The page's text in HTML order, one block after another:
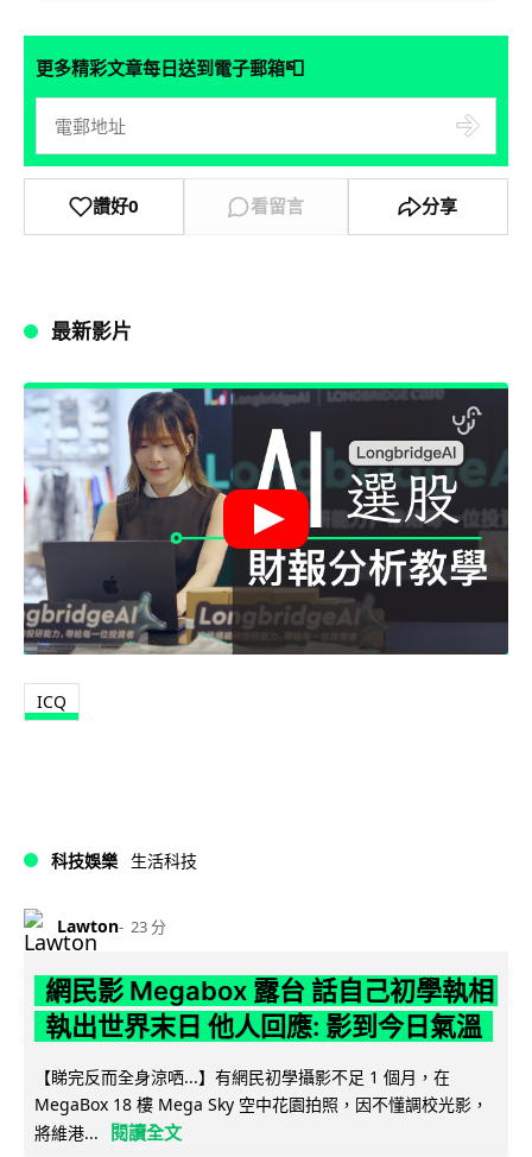
更多精彩文章每日送到電子郵箱📮
讚好0 看留言 分享
最新影片
ICQ
科技娛樂 生活科技
Lawton 23 分
網民影 Megabox 露台 話自己初學執相
執出世界末日 他人回應: 影到今日氣溫
【睇完反而全身涼哂...】有網民初學攝影不足 1 個月，在
MegaBox 18 樓 Mega Sky 空中花園拍照，因不懂調校光影，
將維港...
閱讀全文